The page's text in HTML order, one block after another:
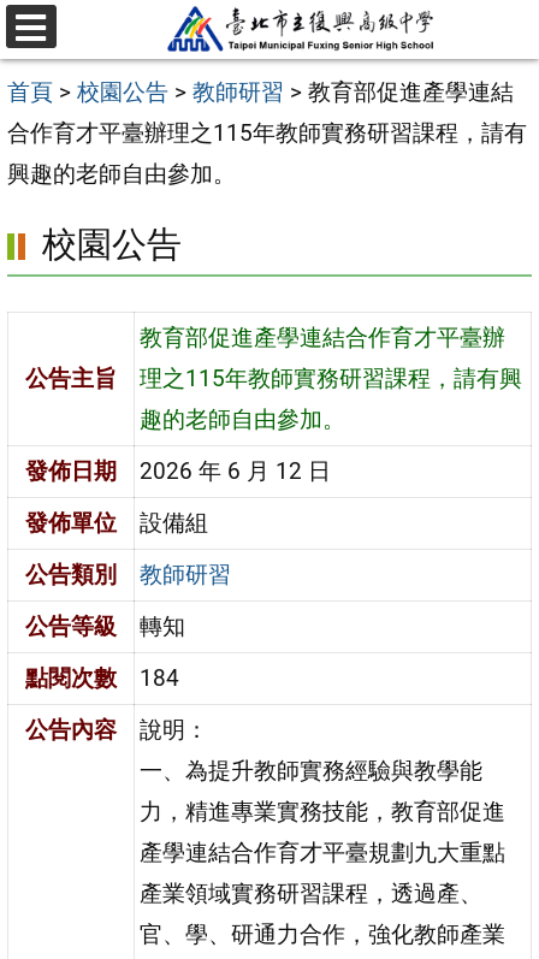
跳
至
主
要
內
區
選
單
首頁 > 校園公告 > 教師研習 > 教育部促進產學連結
合作育才平臺辦理之115年教師實務研習課程，請有
興趣的老師自由參加。
校園公告
公告主旨
教育部促進產學連結合作育才平臺辦
理之115年教師實務研習課程，請有興
趣的老師自由參加。
發佈日期
2026 年 6 月 12 日
發佈單位
設備組
公告類別
教師研習
公告等級
轉知
點閱次數
184
公告內容
說明：
一、為提升教師實務經驗與教學能
力，精進專業實務技能，教育部促進
產學連結合作育才平臺規劃九大重點
產業領域實務研習課程，透過產、
官、學、研通力合作，強化教師產業